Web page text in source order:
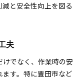
と安全性向上を図る
夫
でなく、作業時の安
す。特に豊田市など